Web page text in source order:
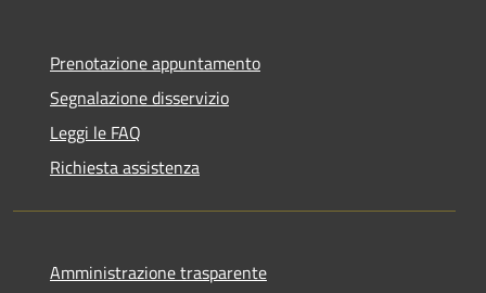
Prenotazione appuntamento
Segnalazione disservizio
Leggi le FAQ
Richiesta assistenza
Amministrazione trasparente